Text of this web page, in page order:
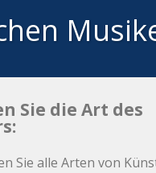
Sie die Art des
Sie alle Arten von